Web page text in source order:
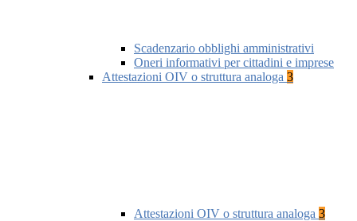
Scadenzario obblighi amministrativi
Oneri informativi per cittadini e imprese
Attestazioni OIV o struttura analoga 3
Attestazioni OIV o struttura analoga 3